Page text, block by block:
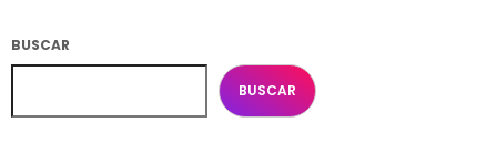
BUSCAR
BUSCAR